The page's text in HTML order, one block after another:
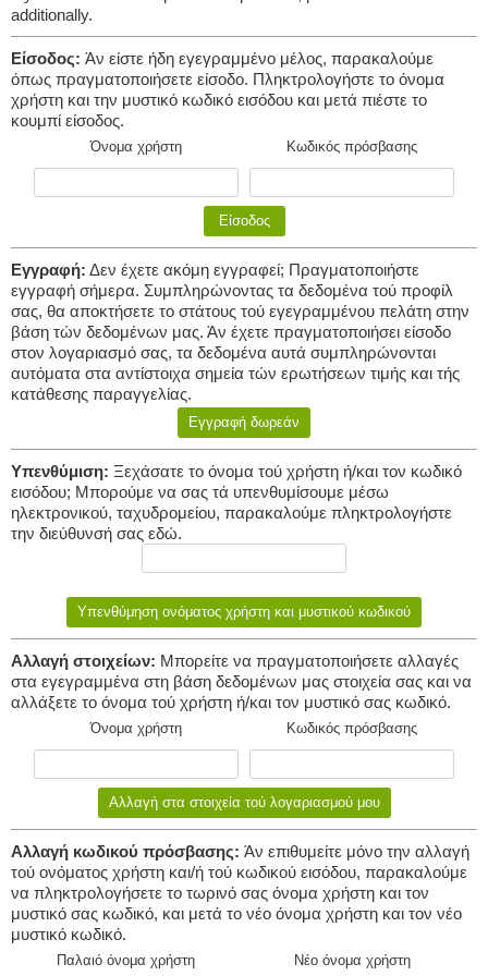
additionally.
Είσοδος: Άν είστε ήδη εγεγραμμένο μέλος, παρακαλούμε
όπως πραγματοποιήσετε είσοδο. Πληκτρολογήστε το όνομα
χρήστη και την μυστικό κωδικό εισόδου και μετά πιέστε το
κουμπί είσοδος.
Όνομα χρήστη Κωδικός πρόσβασης
Εγγραφή: Δεν έχετε ακόμη εγγραφεί; Πραγματοποιήστε
εγγραφή σήμερα. Συμπληρώνοντας τα δεδομένα τού προφίλ
σας, θα αποκτήσετε το στάτους τού εγεγραμμένου πελάτη στην
βάση τών δεδομένων μας. Άν έχετε πραγματοποιήσει είσοδο
στον λογαριασμό σας, τα δεδομένα αυτά συμπληρώνονται
αυτόματα στα αντίστοιχα σημεία τών ερωτήσεων τιμής και τής
κατάθεσης παραγγελίας.
Υπενθύμιση: Ξεχάσατε το όνομα τού χρήστη ή/και τον κωδικό
εισόδου; Μπορούμε να σας τά υπενθυμίσουμε μέσω
ηλεκτρονικού, ταχυδρομείου, παρακαλούμε πληκτρολογήστε
την διεύθυνσή σας εδώ.
Αλλαγή στοιχείων: Μπορείτε να πραγματοποιήσετε αλλαγές
στα εγεγραμμένα στη βάση δεδομένων μας στοιχεία σας και να
αλλάξετε το όνομα τού χρήστη ή/και τον μυστικό σας κωδικό.
Όνομα χρήστη Κωδικός πρόσβασης
Αλλαγή κωδικού πρόσβασης: Άν επιθυμείτε μόνο την αλλαγή
τού ονόματος χρήστη και/ή τού κωδικού εισόδου, παρακαλούμε
να πληκτρολογήσετε το τωρινό σας όνομα χρήστη και τον
μυστικό σας κωδικό, και μετά το νέο όνομα χρήστη και τον νέο
μυστικό κωδικό.
Παλαιό όνομα χρήστη Νέο όνομα χρήστη